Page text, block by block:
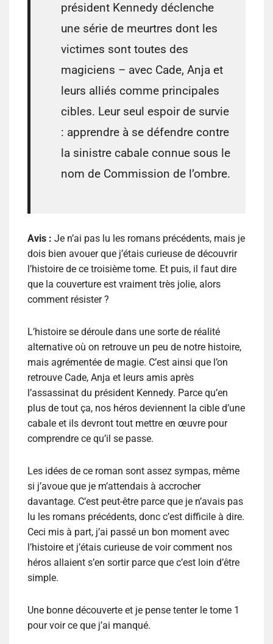
président Kennedy déclenche
une série de meurtres dont les
victimes sont toutes des
magiciens – avec Cade, Anja et
leurs alliés comme principales
cibles. Leur seul espoir de survie
: apprendre à se défendre contre
la sinistre cabale connue sous le
nom de Commission de l’ombre.
Avis : Je n’ai pas lu les romans précédents, mais je
dois bien avouer que j’étais curieuse de découvrir
l’histoire de ce troisième tome. Et puis, il faut dire
que la couverture est vraiment très jolie, alors
comment résister ?
L’histoire se déroule dans une sorte de réalité
alternative où on retrouve un peu de notre histoire,
mais agrémentée de magie. C’est ainsi que l’on
retrouve Cade, Anja et leurs amis après
l’assassinat du président Kennedy. Parce qu’en
plus de tout ça, nos héros deviennent la cible d’une
cabale et ils devront tout mettre en œuvre pour
comprendre ce qu’il se passe.
Les idées de ce roman sont assez sympas, même
si j’avoue que je m’attendais à accrocher
davantage. C’est peut-être parce que je n’avais pas
lu les romans précédents, donc c’est difficile à dire.
Ceci mis à part, j’ai passé un bon moment avec
l’histoire et j’étais curieuse de voir comment nos
héros allaient s’en sortir parce que c’est loin d’être
simple.
Une bonne découverte et je pense tenter le tome 1
pour voir ce que j’ai manqué.